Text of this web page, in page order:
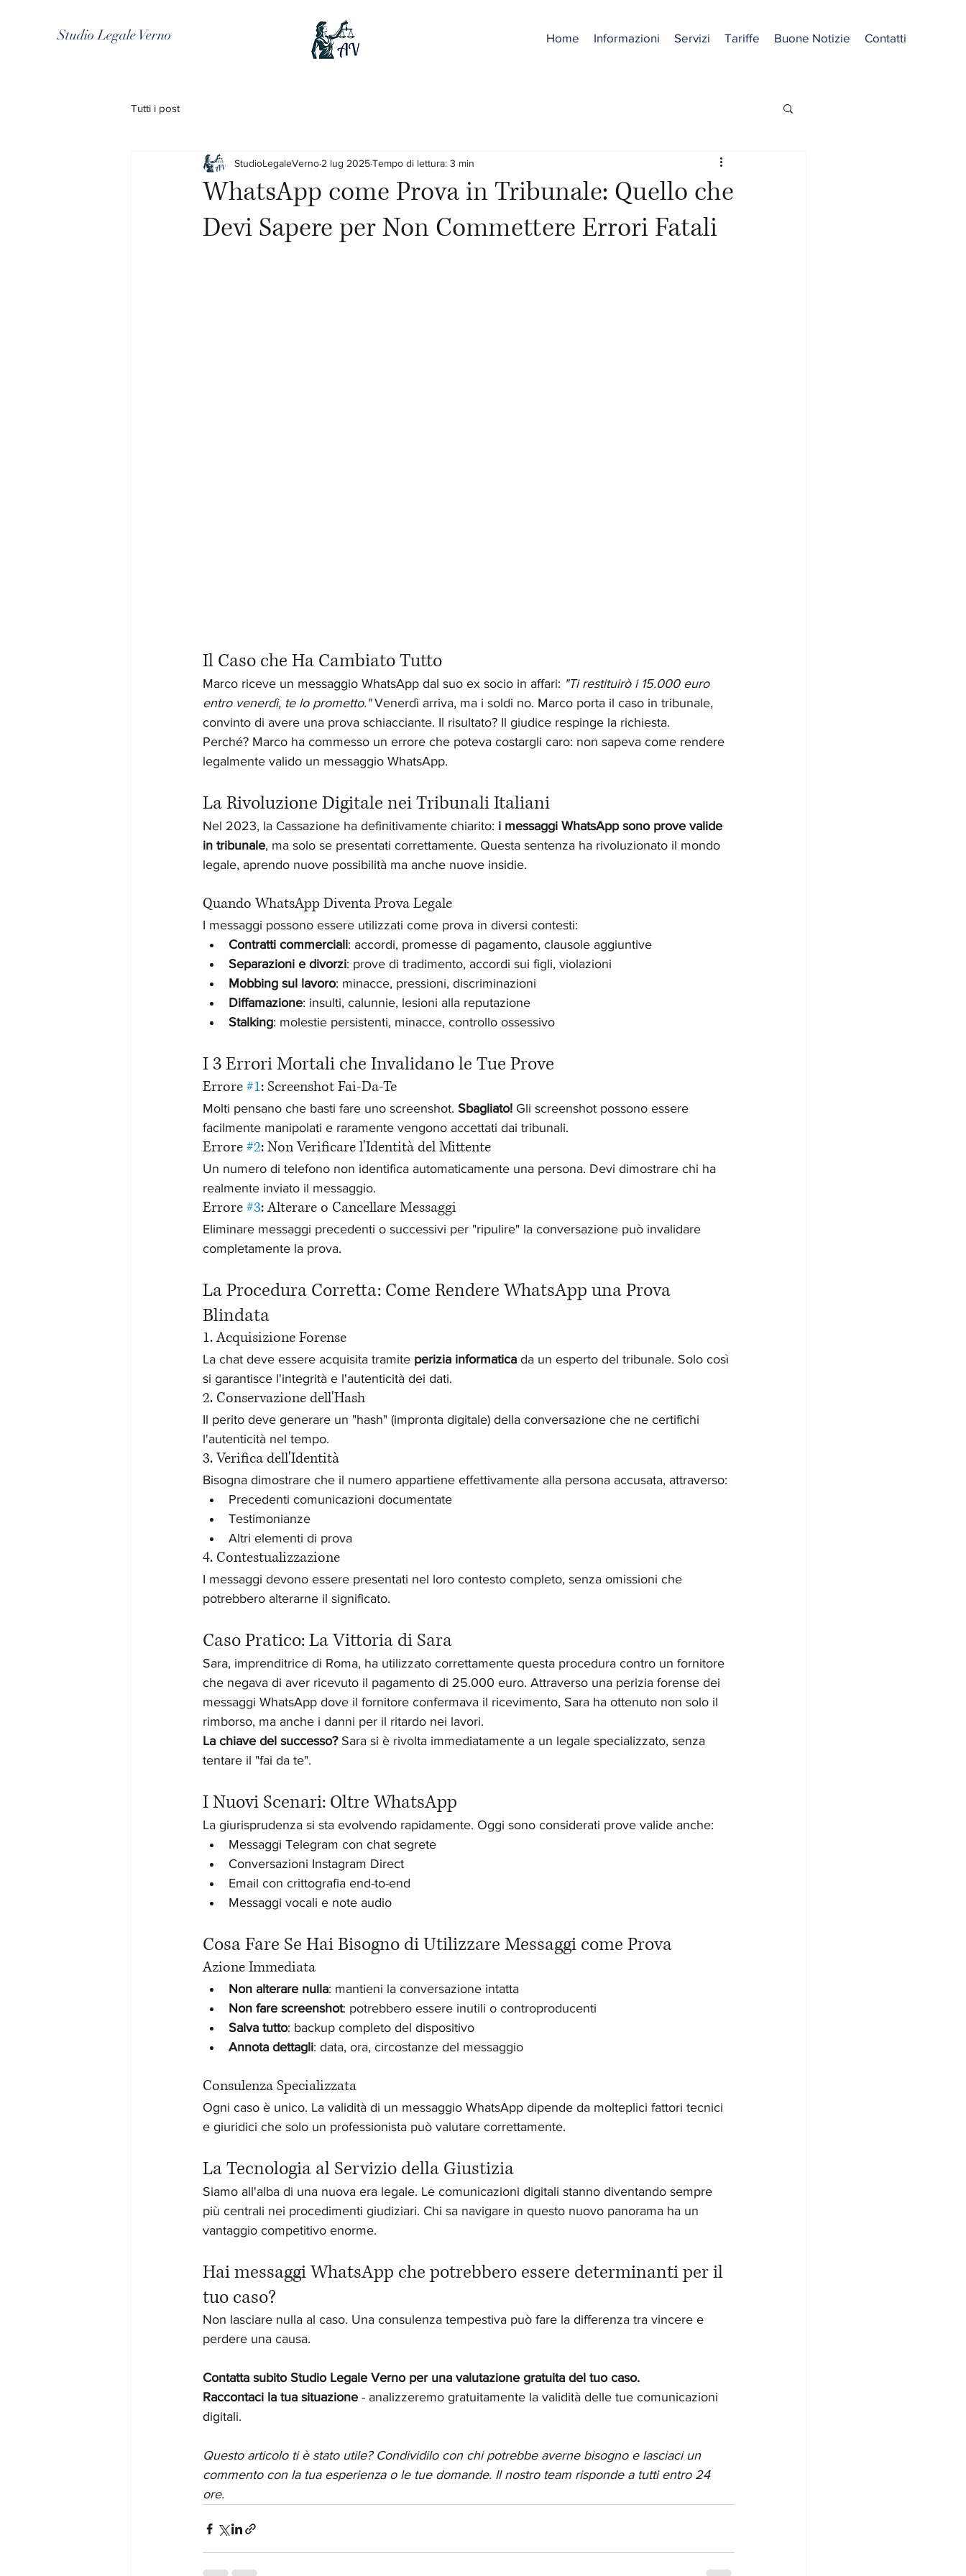
Studio Legale Verno Home Informazioni Servizi Tariffe Buone Notizie Contatti
Tutti i post
WhatsApp come Prova in Tribunale: Quello che
Devi Sapere per Non Commettere Errori Fatali
StudioLegaleVerno 2 lug 2025Tempo di lettura: 3 min
Il Caso che Ha Cambiato Tutto
Marco riceve un messaggio WhatsApp dal suo ex socio in affari: "Ti restituirò i 15.000 euro
entro venerdì, te lo prometto." Venerdì arriva, ma i soldi no. Marco porta il caso in tribunale,
convinto di avere una prova schiacciante. Il risultato? Il giudice respinge la richiesta.
Perché? Marco ha commesso un errore che poteva costargli caro: non sapeva come rendere
legalmente valido un messaggio WhatsApp.
La Rivoluzione Digitale nei Tribunali Italiani
Nel 2023, la Cassazione ha definitivamente chiarito: i messaggi WhatsApp sono prove valide
in tribunale, ma solo se presentati correttamente. Questa sentenza ha rivoluzionato il mondo
legale, aprendo nuove possibilità ma anche nuove insidie.
Quando WhatsApp Diventa Prova Legale
I messaggi possono essere utilizzati come prova in diversi contesti:
Contratti commerciali: accordi, promesse di pagamento, clausole aggiuntive
Separazioni e divorzi: prove di tradimento, accordi sui figli, violazioni
Mobbing sul lavoro: minacce, pressioni, discriminazioni
Diffamazione: insulti, calunnie, lesioni alla reputazione
Stalking: molestie persistenti, minacce, controllo ossessivo
I 3 Errori Mortali che Invalidano le Tue Prove
Errore #1: Screenshot Fai-Da-Te
Molti pensano che basti fare uno screenshot. Sbagliato! Gli screenshot possono essere
facilmente manipolati e raramente vengono accettati dai tribunali.
Errore #2: Non Verificare l'Identità del Mittente
Un numero di telefono non identifica automaticamente una persona. Devi dimostrare chi ha
realmente inviato il messaggio.
Errore #3: Alterare o Cancellare Messaggi
Eliminare messaggi precedenti o successivi per "ripulire" la conversazione può invalidare
completamente la prova.
La Procedura Corretta: Come Rendere WhatsApp una Prova
Blindata
1. Acquisizione Forense
La chat deve essere acquisita tramite perizia informatica da un esperto del tribunale. Solo così
si garantisce l'integrità e l'autenticità dei dati.
2. Conservazione dell'Hash
Il perito deve generare un "hash" (impronta digitale) della conversazione che ne certifichi
l'autenticità nel tempo.
3. Verifica dell'Identità
Bisogna dimostrare che il numero appartiene effettivamente alla persona accusata, attraverso:
Precedenti comunicazioni documentate
Testimonianze
Altri elementi di prova
4. Contestualizzazione
I messaggi devono essere presentati nel loro contesto completo, senza omissioni che
potrebbero alterarne il significato.
Caso Pratico: La Vittoria di Sara
Sara, imprenditrice di Roma, ha utilizzato correttamente questa procedura contro un fornitore
che negava di aver ricevuto il pagamento di 25.000 euro. Attraverso una perizia forense dei
messaggi WhatsApp dove il fornitore confermava il ricevimento, Sara ha ottenuto non solo il
rimborso, ma anche i danni per il ritardo nei lavori.
La chiave del successo? Sara si è rivolta immediatamente a un legale specializzato, senza
tentare il "fai da te".
I Nuovi Scenari: Oltre WhatsApp
La giurisprudenza si sta evolvendo rapidamente. Oggi sono considerati prove valide anche:
Messaggi Telegram con chat segrete
Conversazioni Instagram Direct
Email con crittografia end-to-end
Messaggi vocali e note audio
Cosa Fare Se Hai Bisogno di Utilizzare Messaggi come Prova
Azione Immediata
Non alterare nulla: mantieni la conversazione intatta
Non fare screenshot: potrebbero essere inutili o controproducenti
Salva tutto: backup completo del dispositivo
Annota dettagli: data, ora, circostanze del messaggio
Consulenza Specializzata
Ogni caso è unico. La validità di un messaggio WhatsApp dipende da molteplici fattori tecnici
e giuridici che solo un professionista può valutare correttamente.
La Tecnologia al Servizio della Giustizia
Siamo all'alba di una nuova era legale. Le comunicazioni digitali stanno diventando sempre
più centrali nei procedimenti giudiziari. Chi sa navigare in questo nuovo panorama ha un
vantaggio competitivo enorme.
Hai messaggi WhatsApp che potrebbero essere determinanti per il
tuo caso?
Non lasciare nulla al caso. Una consulenza tempestiva può fare la differenza tra vincere e
perdere una causa.
Contatta subito Studio Legale Verno per una valutazione gratuita del tuo caso.
Raccontaci la tua situazione - analizzeremo gratuitamente la validità delle tue comunicazioni
digitali.
Questo articolo ti è stato utile? Condividilo con chi potrebbe averne bisogno e lasciaci un
commento con la tua esperienza o le tue domande. Il nostro team risponde a tutti entro 24
ore.